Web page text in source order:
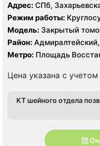
Адрес: СПб,
Режим работы:
Модель: Закрытый
УЗИ
Район:
Метро: Площадь
Цена указана с
КТ шейного отдела